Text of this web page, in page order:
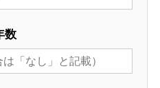
数